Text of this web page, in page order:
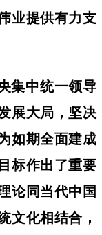
业提供有力支
中统一领导
展大局，坚决
如期全面建成
标作出了重要
论同当代中国
文化相结合，